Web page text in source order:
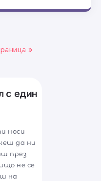
»
с един
носи
да ни
през
не се
на